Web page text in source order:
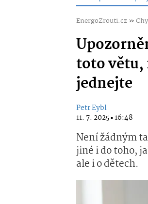
EnergoZrouti.cz»
toto větu,
jednejte
Petr Eybl
11. 7. 2025 ▪ 16:48
Není žádným
jiné i do toho,
ale i o dětech.